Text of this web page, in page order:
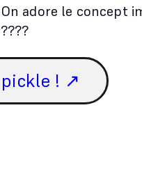
adore le concept
pickle ! ↗